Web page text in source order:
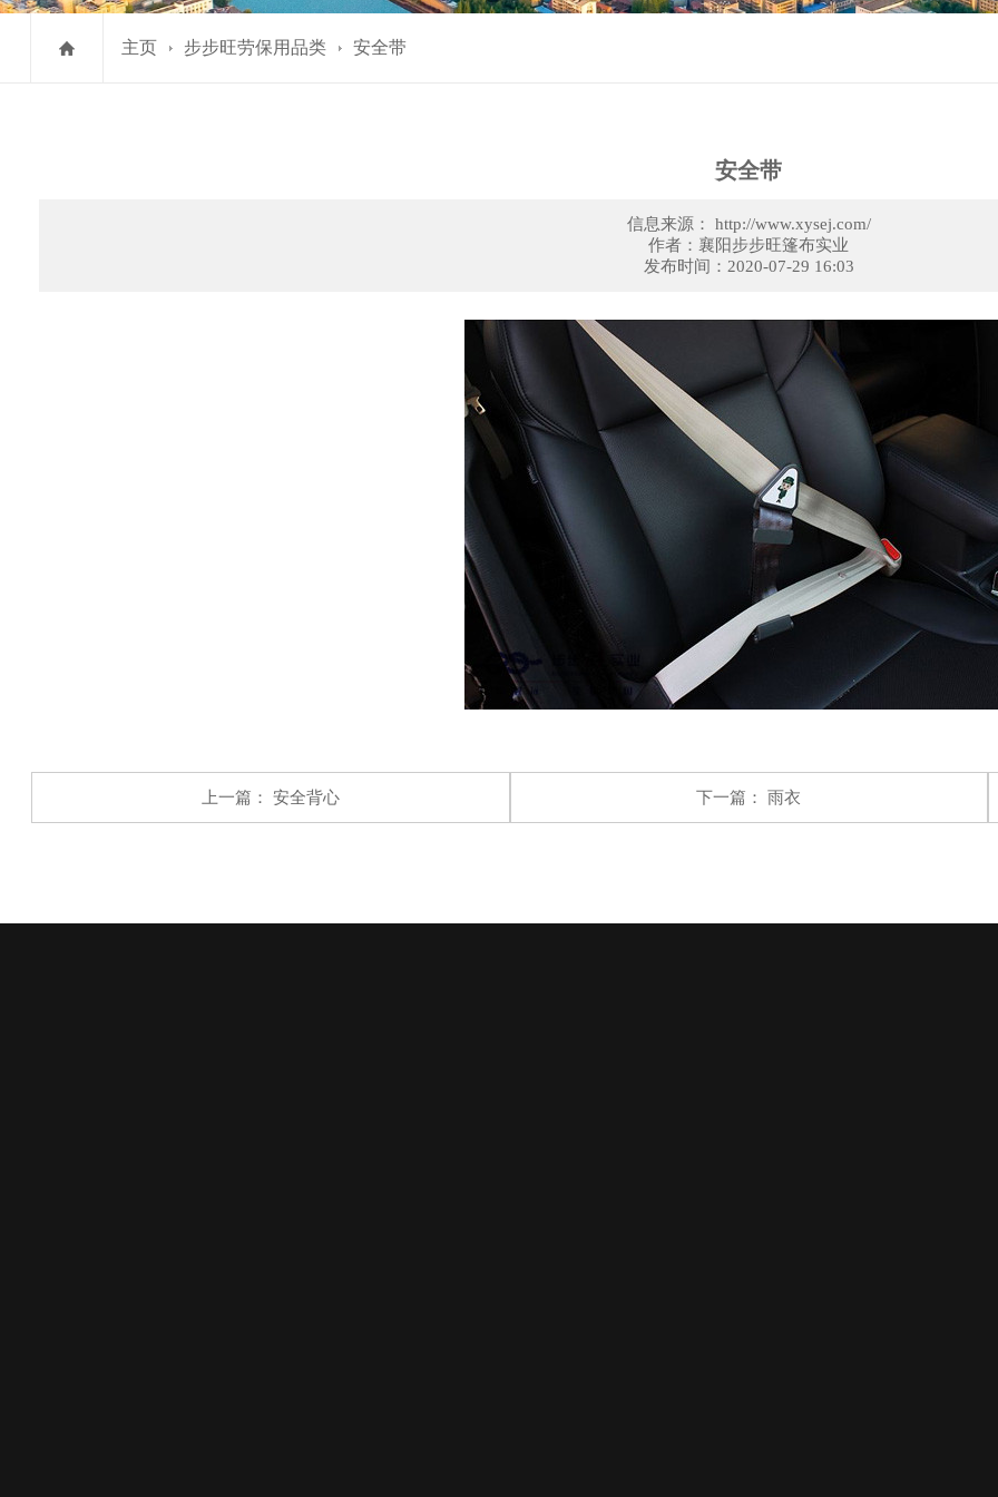
主页 步步旺劳保用品类 安全带
安全带
信息来源： http://www.xysej.com/
作者：襄阳步步旺篷布实业
发布时间：2020-07-29 16:03
上一篇： 安全背心 下一篇：雨衣